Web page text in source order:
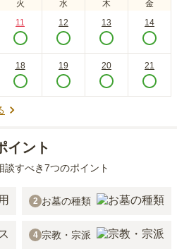
火 水 木 金
11 12 13 14
18 19 20 21
イント
すべき7つのポイント
2 お墓の種類
4 宗教・宗派